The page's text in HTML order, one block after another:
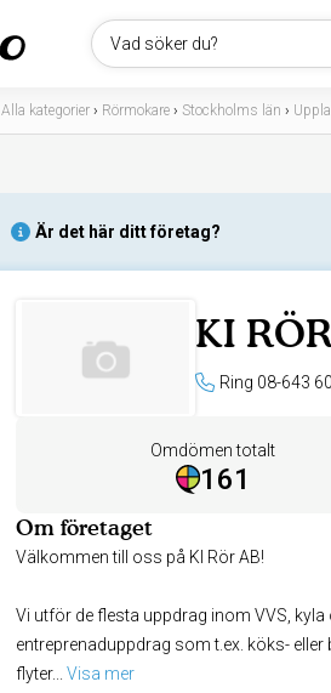
Vad söker du?
Alla kategorier › Rörmokare › Stockholms län ›
Är det här ditt företag?
KI
Ring 08-643
Omdömen totalt
161
Om företaget
Välkommen till oss på KI Rör AB!
Vi utför de flesta uppdrag inom VVS,
entreprenaduppdrag som t.ex. köks-
flyter... Visa mer